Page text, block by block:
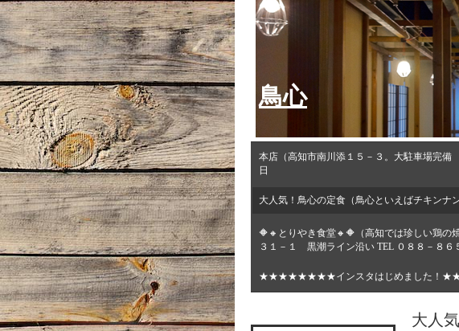
鳥心
本店（高知市南川添１５－３。大駐車場完
日
大人気！鳥心の定食（鳥心といえばチキンナ
🔶🔸とりやき食堂🔸🔶（高知では珍しい鶏の
３１－１ 黒潮ライン沿い TEL ０８８－８
★★★★★★★★インスタはじめました
大人